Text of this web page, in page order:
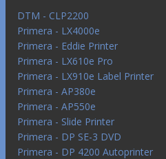
DTM - CLP2200
Primera - LX4000e
Primera - Eddie Printer
Primera - LX610e Pro
Primera - LX910e Label Printer
Primera - AP380e
Primera - AP550e
Primera - Slide Printer
Primera - DP SE-3 DVD
Primera - DP 4200 Autoprinter